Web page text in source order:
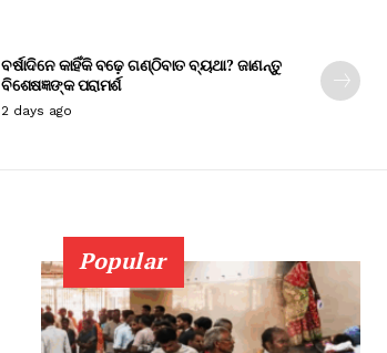
ବର୍ଷାଦିନେ କାହିଁକି ବଢ଼େ ଗଣ୍ଠିବାତ ବ୍ୟଥା? ଜାଣନ୍ତୁ
ବିଶେଷଜ୍ଞଙ୍କ ପରାମର୍ଶ
2 days ago
Popular